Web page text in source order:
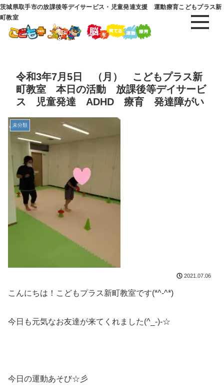
茨城県取手市の放課後等デイサービス・児童発達支援 運動療育こどもプラス新
町教室
令和3年7月5日 （月） こどもプラス新
町教室 本日の活動 放課後等デイサービ
ス 児童発達 ADHD 療育 発達障がい
未分類
2021.07.06
こんにちは！こどもプラス新町教室です(*^-^*)
今日も元気なお友達が来てくれました(^_-)-☆
今日の運動あそび☆彡